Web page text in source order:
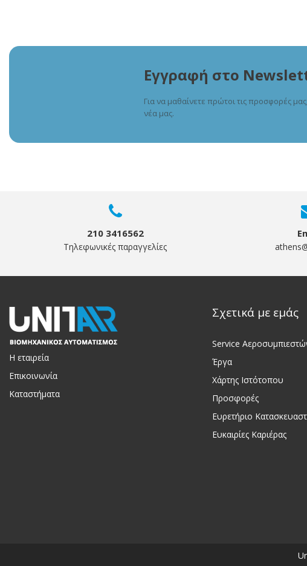
Εγγραφή στο
Για να μαθαίνετε πρώτοι τις προσφορές
νέα μας.
210 3416562
Τηλεφωνικές παραγγελίες
Η εταιρεία
Επικοινωνία
Καταστήματα
Σχετικά με εμάς
Service
Έργα
Χάρτης Ιστότοπου
Προσφορές
Ευρετήριο
Ευκαιρίες Καριέρας